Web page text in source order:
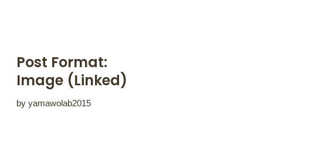
Post Format:
Image (Linked)
by yamawolab2015